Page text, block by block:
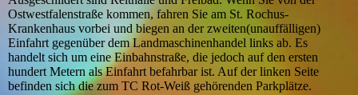
Ostwestfalenstraße kommen, fahren Sie am St. Rochus-
Krankenhaus vorbei und biegen an der zweiten(unauffälligen)
Einfahrt gegenüber dem Landmaschinenhandel links ab. Es
handelt sich um eine Einbahnstraße, die jedoch auf den ersten
hundert Metern als Einfahrt befahrbar ist. Auf der linken Seite
befinden sich die zum TC Rot-Weiß gehörenden Parkplätze.